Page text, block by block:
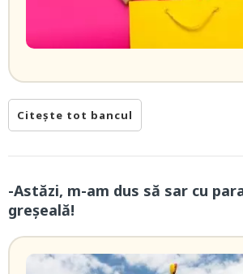
Citește tot bancul
-Astăzi, m-am dus să sar cu
greșeală!